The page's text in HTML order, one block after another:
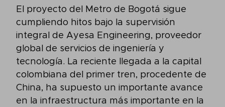
El proyecto del Metro de Bogotá sigue
cumpliendo hitos bajo la supervisión
integral de Ayesa Engineering, proveedor
global de servicios de ingeniería y
tecnología. La reciente llegada a la capital
colombiana del primer tren, procedente de
China, ha supuesto un importante avance
en la infraestructura más importante en la